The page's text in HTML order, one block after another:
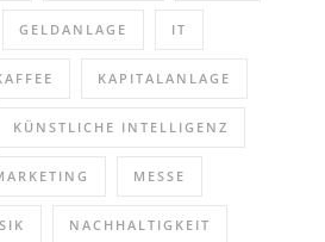
GELDANLAGE IT
KAPITALANLAGE
KÜNSTLICHE INTELLIGENZ
MESSE
NACHHALTIGKEIT